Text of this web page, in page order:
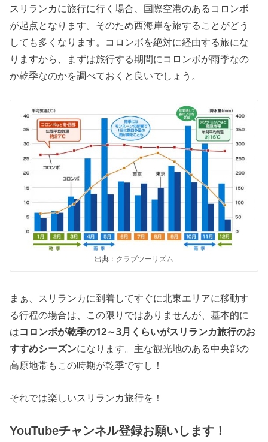
スリランカに旅行に行く場合、国際空港のあるコロンボ
が起点となります。そのため西海岸を旅することがどう
しても多くなります。コロンボを絶対に経由する旅にな
りますから、まずは旅行する期間にコロンボが雨季なの
か乾季なのかを調べておくと良いでしょう。
出典： クラブツーリズム
まぁ、スリランカに到着してすぐに北東エリアに移動す
る行程の場合は、この限りではありませんが、基本的に
はコロンボが乾季の12～3月くらいがスリランカ旅行のお
すすめシーズンになります。主な観光地のある中央部の
高原地帯もこの時期が乾季ですし！
それでは楽しいスリランカ旅行を！
YouTubeチャンネル登録お願いします！